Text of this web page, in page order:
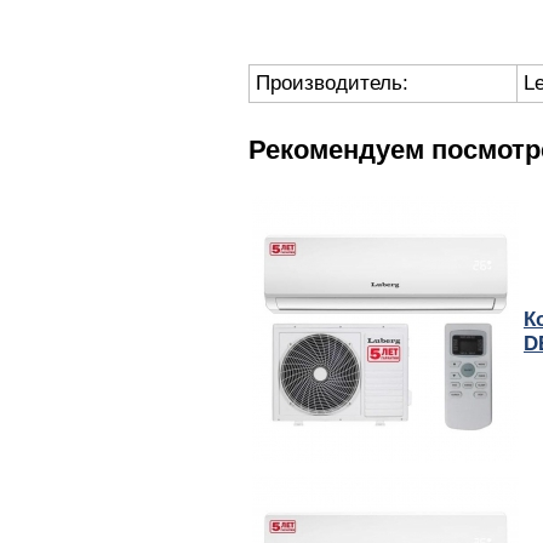
Производитель:
Рекомендуем